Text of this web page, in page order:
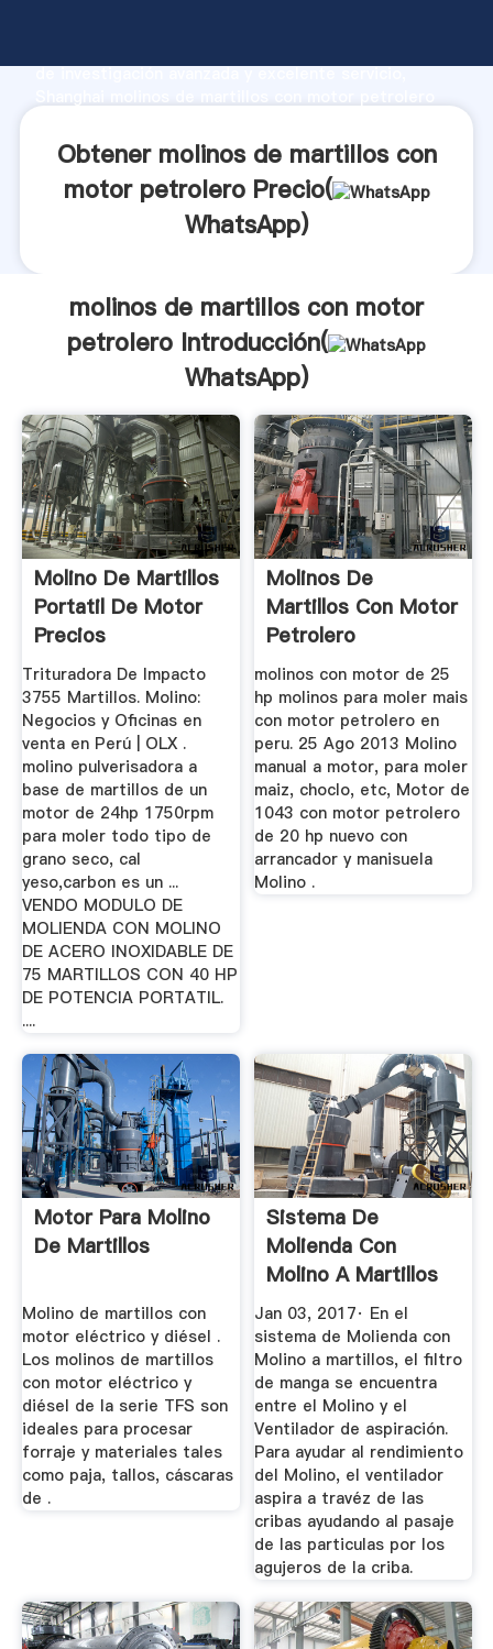
de investigación avanzada y excelente servicio,
clientes.
Obtener molinos de martillos con
motor petrolero Precio(
WhatsApp)
molinos de martillos con motor
petrolero Introducción(
WhatsApp)
Molino De Martillos
Portatil De Motor
Precios
Trituradora De Impacto
3755 Martillos. Molino:
Negocios y Oficinas en
venta en Perú | OLX .
molino pulverisadora a
base de martillos de un
motor de 24hp 1750rpm
para moler todo tipo de
grano seco, cal
yeso,carbon es un ...
VENDO MODULO DE
MOLIENDA CON MOLINO
DE ACERO INOXIDABLE DE
75 MARTILLOS CON 40 HP
DE POTENCIA PORTATIL.
....
Molinos De
Martillos Con Motor
Petrolero
molinos con motor de 25
hp molinos para moler mais
con motor petrolero en
peru. 25 Ago 2013 Molino
manual a motor, para moler
maiz, choclo, etc, Motor de
1043 con motor petrolero
de 20 hp nuevo con
arrancador y manisuela
Molino .
Motor Para Molino
De Martillos
Molino de martillos con
motor eléctrico y diésel .
Los molinos de martillos
con motor eléctrico y
diésel de la serie TFS son
ideales para procesar
forraje y materiales tales
como paja, tallos, cáscaras
de .
Sistema De
Molienda Con
Molino A Martillos
Engormix
Jan 03, 2017· En el
sistema de Molienda con
Molino a martillos, el filtro
de manga se encuentra
entre el Molino y el
Ventilador de aspiración.
Para ayudar al rendimiento
del Molino, el ventilador
aspira a travéz de las
cribas ayudando al pasaje
de las particulas por los
agujeros de la criba.